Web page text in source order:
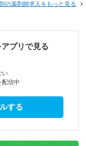
の薬剤師求人をもっと見る
プリで見る
い
配信中
する